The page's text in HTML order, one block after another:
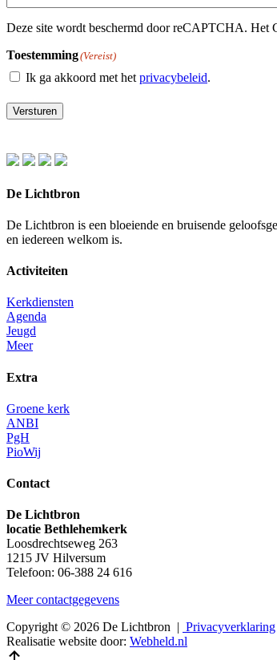
Deze site wordt beschermd door reCAPTCHA. Het
Toestemming(Vereist)
Ik ga akkoord met het privacybeleid.
Versturen
De Lichtbron
De Lichtbron is een bloeiende en bruisende
en iedereen welkom is.
Activiteiten
Kerkdiensten
Agenda
Jeugd
Meer
Extra
Groene kerk
ANBI
PgH
PioWij
Contact
De Lichtbron
locatie Bethlehemkerk
Loosdrechtseweg 263
1215 JV Hilversum
Telefoon: 06-388 24 616
Meer contactgegevens
Copyright © 2026 De Lichtbron | Privacyverklaring
Realisatie website door: Webheld.nl